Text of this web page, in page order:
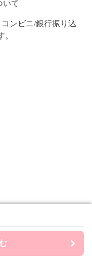
いて
ンビニ/銀行振り込